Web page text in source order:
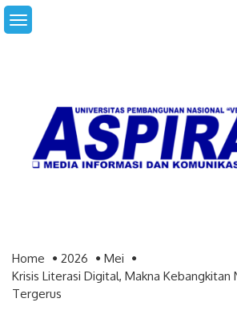
Skip
to
Home 2026
Mei
Krisis Literasi Digital, Makna Kebangkitan
Tergerus